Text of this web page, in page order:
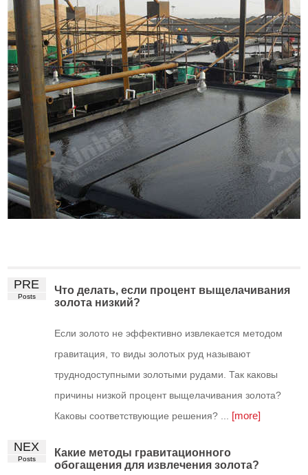
PRE
Posts
Что делать, если процент выщелачивания
золота низкий?
Если золото не эффективно извлекается методом
гравитация, то виды золотых руд называют
труднодоступными золотыми рудами. Так каковы
причины низкой процент выщелачивания золота?
Каковы соответствующие решения? ...
[more]
NEX
Posts
Какие методы гравитационного
обогащения для извлечения золота?